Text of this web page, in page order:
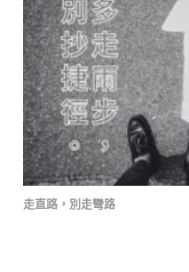
走直路，別走彎路